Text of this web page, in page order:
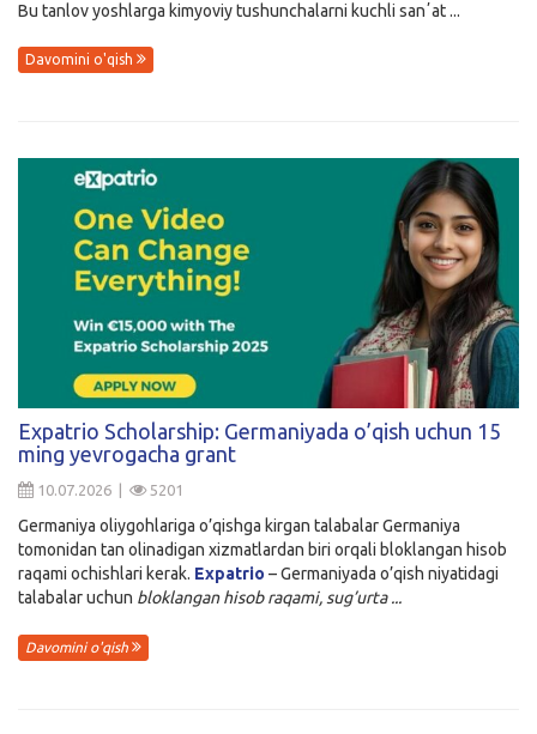
Bu tanlov yoshlarga kimyoviy tushunchalarni kuchli sanʼat ...
Davomini o'qish
Expatrio Scholarship: Germaniyada o’qish uchun 15
ming yevrogacha grant
10.07.2026 | 5201
Germaniya oliygohlariga o’qishga kirgan talabalar Germaniya
tomonidan tan olinadigan xizmatlardan biri orqali bloklangan hisob
raqami ochishlari kerak. Expatrio – Germaniyada o’qish niyatidagi
talabalar uchun bloklangan hisob raqami, sug’urta ...
Davomini o'qish